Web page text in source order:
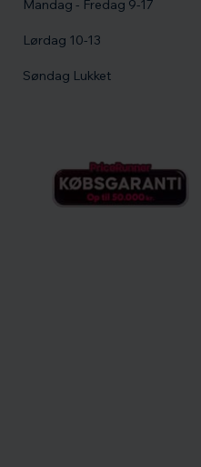
Mandag - Fredag 9-17
Lørdag 10-13
Søndag Lukket